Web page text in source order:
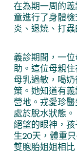
在為期一周的
童進行了身體
炎、退燒、打蟲
義診期間，一
助。這位母親
母乳過敏，喝
策。她知道有
營地。戎愛珍
處於脫水狀態
絕望的眼神，
生20天，體重
雙胞胎姐姐相